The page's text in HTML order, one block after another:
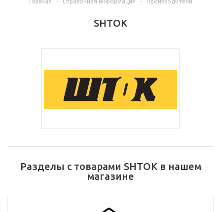
SHTOK
Разделы с товарами SHTOK в нашем
магазине